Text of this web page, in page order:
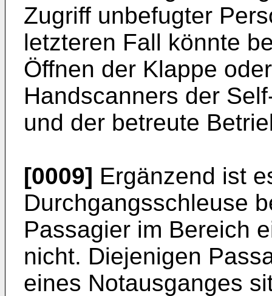
Zugriff unbefugter
letzteren Fall könnte
Öffnen der Klappe
Handscanners der
und der betreute
[0009] Ergänzend ist
Durchgangsschleuse
Passagier im Bereich
nicht. Diejenigen
eines Notausganges